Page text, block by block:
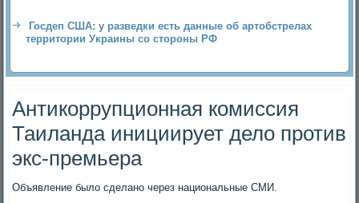
Госдеп США: у разведки есть данные об артобстрелах
территории Украины со стороны РФ
Антикоррупционная комиссия
Таиланда инициирует дело против
экс-премьера
Объявление былο сделано через национальные СМИ.